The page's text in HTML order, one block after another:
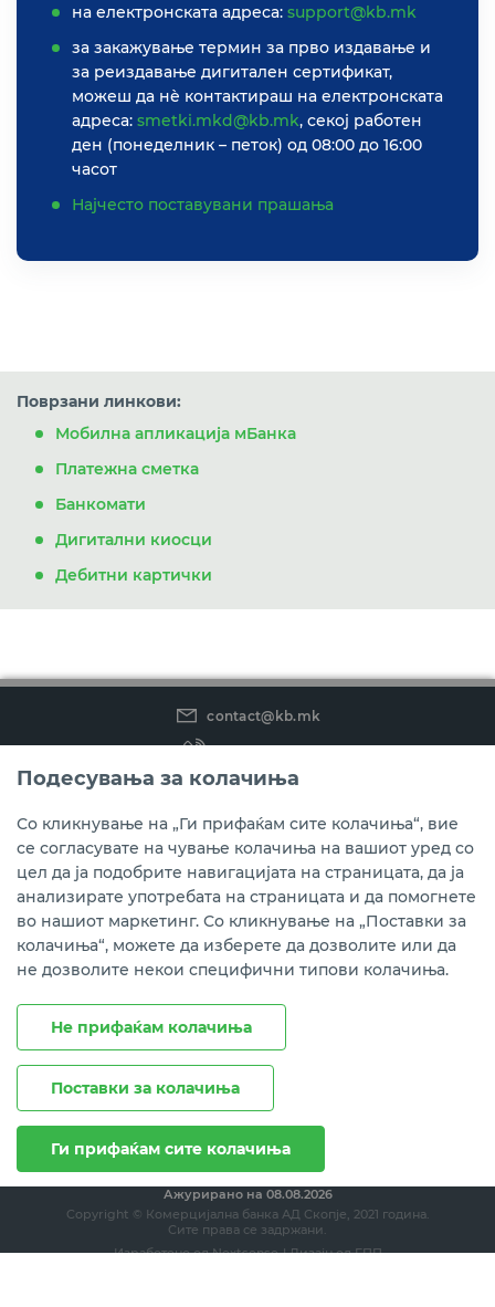
на електронската адреса: support@kb.mk
за закажување термин за прво издавање и
за реиздавање дигитален сертификат,
можеш да нѐ контактираш на електронската
адреса: smetki.mkd@kb.mk, секој работен
ден (понеделник – петок) од 08:00 до 16:00
часот
Најчесто поставувани прашања
Поврзани линкови:
Мобилна апликација мБанка
Платежна сметка
Банкомати
Дигитални киосци
Дебитни картички
contact@kb.mk
(02) 3 296 800
Instagram
LinkedIn
Youtube
Преземете ја мобилната апликација мБанка.
Политика за колачиња
Ажурирано на 08.08.2026
Copyright © Комерцијална банка АД Скопје, 2021 година.
Сите права се задржани.
Изработено одNextsense | Дизајн одЕПП
Подесувања за колачиња
Со кликнување на „Ги прифаќам сите колачиња“, вие
се согласувате на чување колачиња на вашиот уред со
цел да ја подобрите навигацијата на страницата, да ја
анализирате употребата на страницата и да помогнете
во нашиот маркетинг. Со кликнување на „Поставки за
колачиња“, можете да изберете да дозволите или да
не дозволите некои специфични типови колачиња.
Не прифаќам колачиња
Поставки за колачиња
Ги прифаќам сите колачиња